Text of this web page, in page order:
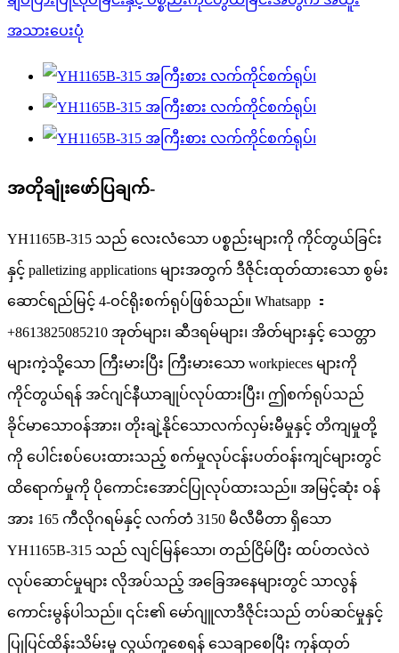
အတိုချုံးဖော်ပြချက်-
YH1165B-315 သည် လေးလံသော ပစ္စည်းများကို ကိုင်တွယ်ခြင်း
နှင့် palletizing applications များအတွက် ဒီဇိုင်းထုတ်ထားသော စွမ်း
ဆောင်ရည်မြင့် 4-ဝင်ရိုးစက်ရုပ်ဖြစ်သည်။ Whatsapp ：
+8613825085210 အုတ်များ၊ ဆီဒရမ်များ၊ အိတ်များနှင့် သေတ္တာ
များကဲ့သို့သော ကြီးမားပြီး ကြီးမားသော workpieces များကို
ကိုင်တွယ်ရန် အင်ဂျင်နီယာချုပ်လုပ်ထားပြီး၊ ဤစက်ရုပ်သည်
ခိုင်မာသောဝန်အား၊ တိုးချဲ့နိုင်သောလက်လှမ်းမီမှုနှင့် တိကျမှုတို့
ကို ပေါင်းစပ်ပေးထားသည့် စက်မှုလုပ်ငန်းပတ်ဝန်းကျင်များတွင်
ထိရောက်မှုကို ပိုကောင်းအောင်ပြုလုပ်ထားသည်။ အမြင့်ဆုံး ဝန်
အား 165 ကီလိုဂရမ်နှင့် လက်တံ 3150 မီလီမီတာ ရှိသော
YH1165B-315 သည် လျင်မြန်သော၊ တည်ငြိမ်ပြီး ထပ်တလဲလဲ
လုပ်ဆောင်မှုများ လိုအပ်သည့် အခြေအနေများတွင် သာလွန်
ကောင်းမွန်ပါသည်။ ၎င်း၏ မော်ဂျူလာဒီဇိုင်းသည် တပ်ဆင်မှုနှင့်
ပြုပြင်ထိန်းသိမ်းမှု လွယ်ကူစေရန် သေချာစေပြီး ကုန်ထုတ်